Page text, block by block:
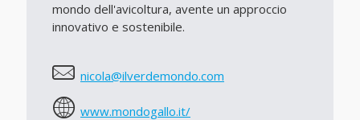
mondo dell'avicoltura, avente un approccio
innovativo e sostenibile.
nicola@ilverdemondo.com
www.mondogallo.it/